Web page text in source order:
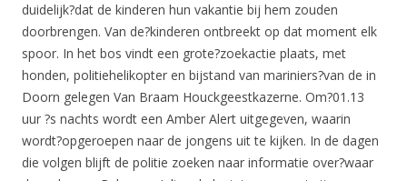
duidelijk?dat de kinderen hun vakantie bij hem zouden
doorbrengen. Van de?kinderen ontbreekt op dat moment elk
spoor. In het bos vindt een grote?zoekactie plaats, met
honden, politiehelikopter en bijstand van mariniers?van de in
Doorn gelegen Van Braam Houckgeestkazerne. Om?01.13
uur ?s nachts wordt een Amber Alert uitgegeven, waarin
wordt?opgeroepen naar de jongens uit te kijken. In de dagen
die volgen blijft de politie zoeken naar informatie over?waar